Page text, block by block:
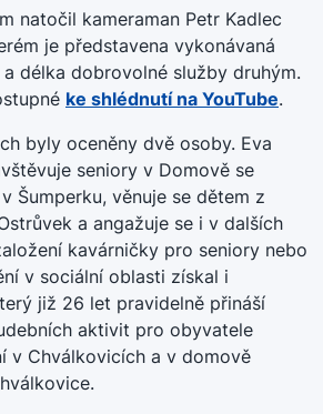
natočil kameraman Petr Kadlec
je představena vykonávaná
délka dobrovolné služby druhým.
ke shlédnutí na YouTube.
byly oceněny dvě osoby. Eva
seniory v Domově se
Šumperku, věnuje se dětem z
a angažuje se i v dalších
kavárničky pro seniory nebo
v sociální oblasti získal i
již 26 let pravidelně přináší
aktivit pro obyvatele
v Chválkovicích a v domově